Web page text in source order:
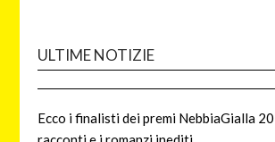
ULTIME NOTIZIE
Ecco i finalisti dei premi NebbiaGialla